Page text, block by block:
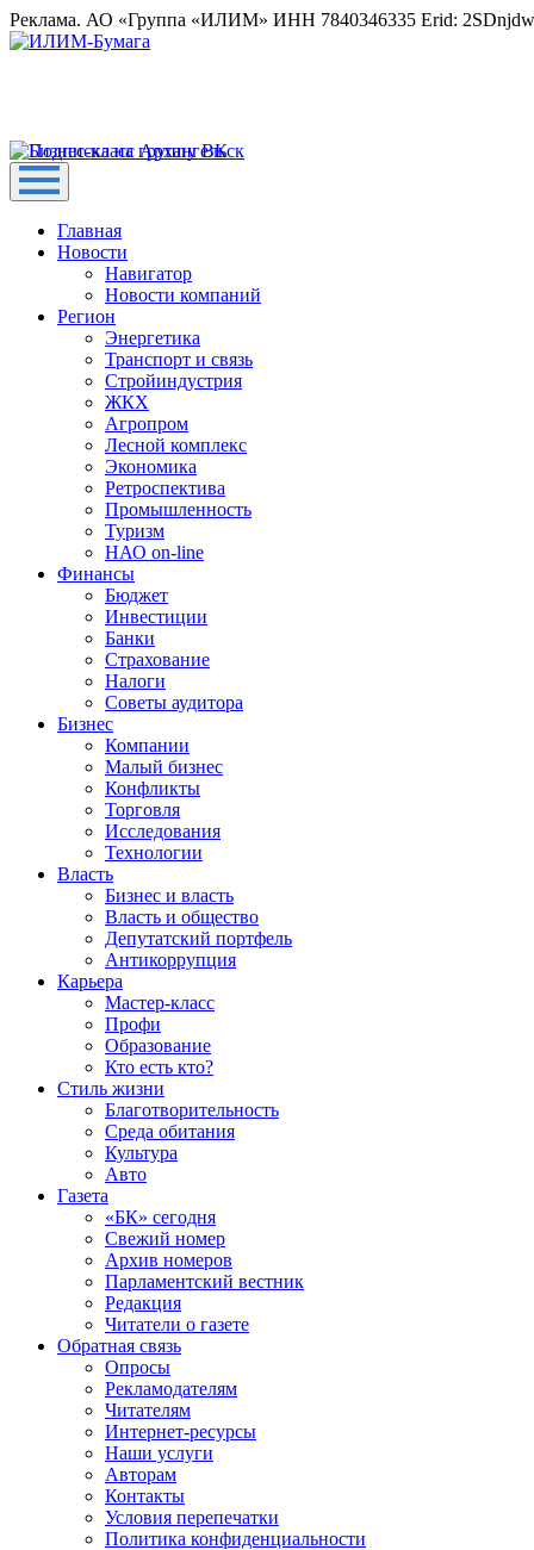
Реклама. АО «Группа «ИЛИМ» ИНН 7840346335 Erid:
Главная
Новости
Навигатор
Новости компаний
Регион
Энергетика
Транспорт и связь
Стройиндустрия
ЖКХ
Агропром
Лесной комплекс
Экономика
Ретроспектива
Промышленность
Туризм
НАО on-line
Финансы
Бюджет
Инвестиции
Банки
Страхование
Налоги
Советы аудитора
Бизнес
Компании
Малый бизнес
Конфликты
Торговля
Исследования
Технологии
Власть
Бизнес и власть
Власть и общество
Депутатский портфель
Антикоррупция
Карьера
Мастер-класс
Профи
Образование
Кто есть кто?
Стиль жизни
Благотворительность
Среда обитания
Культура
Авто
Газета
«БК» сегодня
Свежий номер
Архив номеров
Парламентский вестник
Редакция
Читатели о газете
Обратная связь
Опросы
Рекламодателям
Читателям
Интернет-ресурсы
Наши услуги
Авторам
Контакты
Условия перепечатки
Политика конфиденциальности